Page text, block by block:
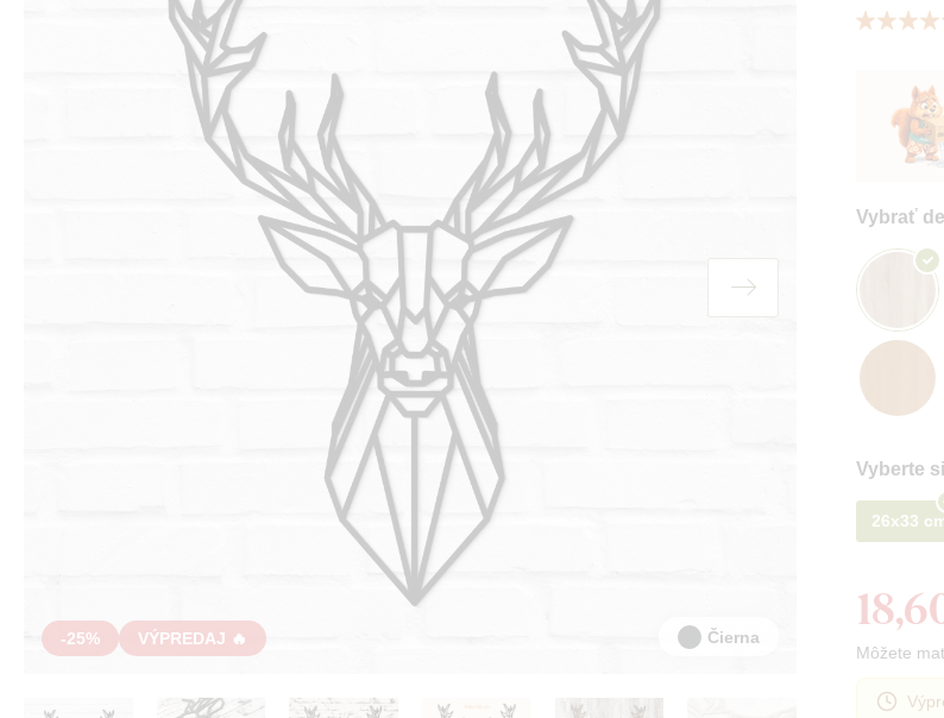
-25% VÝPREDAJ 🔥 Čierna
Vybrať
Vyberte
26x33
Môžete